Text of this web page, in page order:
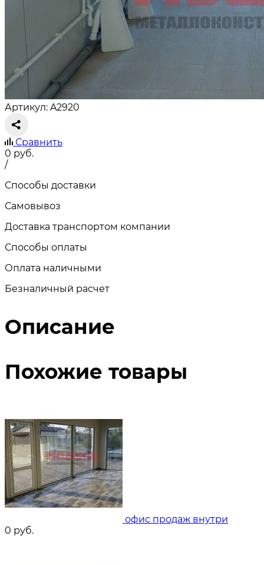
Артикул: A2920
Сравнить
0 руб.
/
Способы доставки
Самовывоз
Доставка транспортом компании
Способы оплаты
Оплата наличными
Безналичный расчет
Описание
Похожие товары
офис продаж внутри
0 руб.